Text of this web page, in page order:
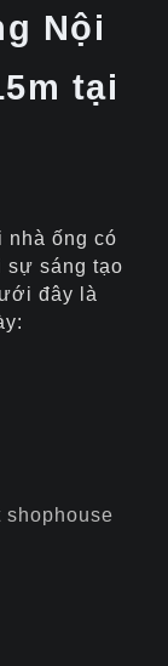
Nội
tại
nhà ống có
sự sáng tạo
đây là
shophouse